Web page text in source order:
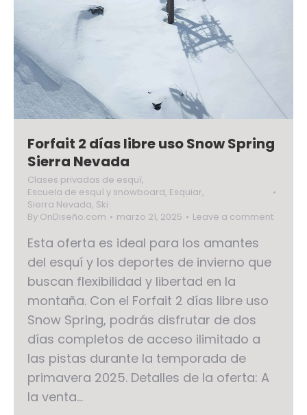
Forfait 2 días libre uso Snow Spring
Sierra Nevada
Clases privadas de esquí,
Escuela de esquí y snowboard, Esquiar,
Sierra Nevada, Ski
By OnDiseño.com marzo 21, 2025 Leave a comment
Esta oferta es ideal para los amantes
del esquí y los deportes de invierno que
buscan flexibilidad y libertad en la
montaña. Con el Forfait 2 días libre uso
Snow Spring, podrás disfrutar de dos
días completos de acceso ilimitado a
las pistas durante la temporada de
primavera 2025. Detalles de la oferta: A
la venta…